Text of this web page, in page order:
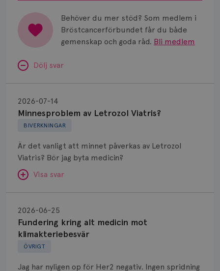
Behöver du mer stöd? Som medlem i
Bröstcancerförbundet får du både
gemenskap och goda råd. Bli medlem
Dölj svar
BIVERKNINGAR
Minnesproblem av Letrozol Viatris?
2026-07-14
Är det vanligt att minnet påverkas av Letrozol
Viatris? Bör jag byta medicin?
Visa svar
SVAR:
Hej. Oavsett vilken hormonsänkande behandling
(men även cytostatika) man får så kan en del
uppleva negativ påverkan på minnet. Prata din
Letrozol
Viatris?
ÖVRIGT
Fundering kring alt medicin mot
klimakteriebesvär
2026-06-25
Jag har nyligen op för Her2 negativ. Ingen spridning
kring
medicin